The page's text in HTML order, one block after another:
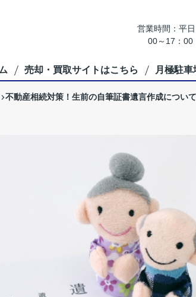
営業時間：平
00～17：00
売却・買取サイトはこちら 月極駐車
不動産相続対策！生前の自筆証書遺言作成について